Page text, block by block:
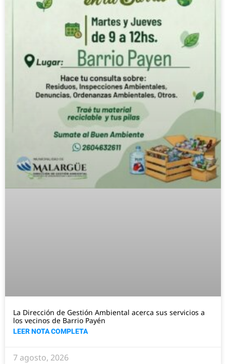
La Dirección de Gestión Ambiental acerca sus servicios a
los vecinos de Barrio Payén
LEER NOTA COMPLETA
7 agosto, 2026